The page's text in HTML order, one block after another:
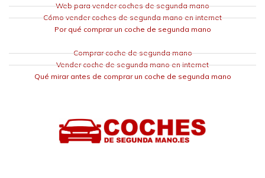
Web para vender coches de segunda mano
Cómo vender coches de segunda mano en internet
Por qué comprar un coche de segunda mano
Comprar coche de segunda mano
Vender coche de segunda mano en internet
Qué mirar antes de comprar un coche de segunda mano